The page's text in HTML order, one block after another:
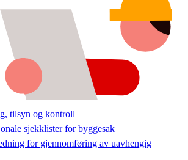
tilsyn og kontroll
sjekklister for byggesak
for gjennomføring av uavhengig